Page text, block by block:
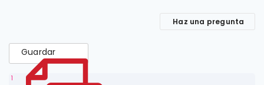
Haz una pregunta
Guardar
1